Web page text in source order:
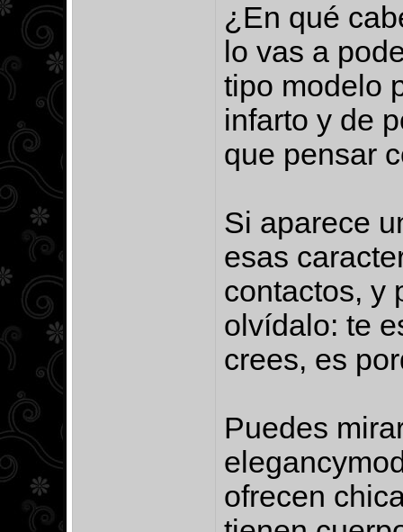
¿En qué
lo vas a
tipo modelo
infarto y de
que pensar
Si aparece
esas
contactos, y
olvídalo: te
crees, es
Puedes
ofrecen